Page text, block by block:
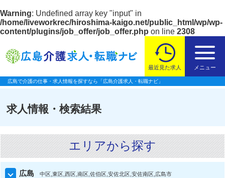
Warning: Undefined array key "input" in
/home/liveworkrec/hiroshima-kaigo.net/public_html/wp/wp-
content/plugins/job_offer/job_offer.php on line 2308
広島で介護の仕事・求人情報を探すなら「広島介護求人・転職ナビ」
最近見た求人 メニュー
求人情報・検索結果
エリアから探す
広島 中区 東区 西区 南区 佐伯区 安佐北区 安佐南区 広島市